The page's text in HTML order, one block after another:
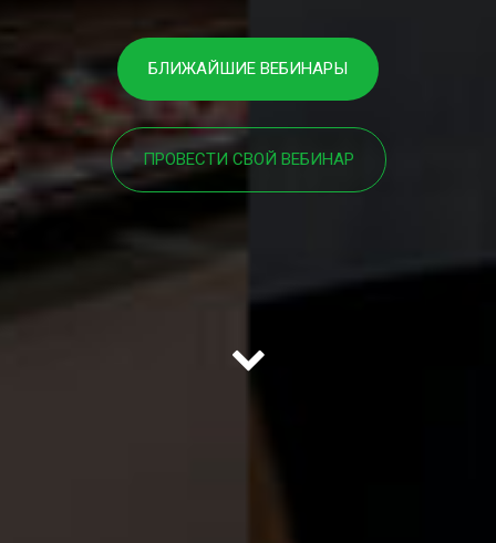
БЛИЖАЙШИЕ ВЕБИНАРЫ
ПРОВЕСТИ СВОЙ ВЕБИНАР